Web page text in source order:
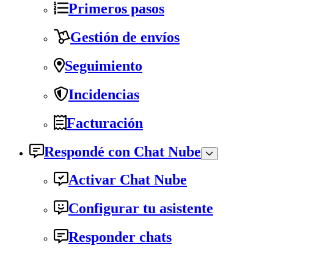
Primeros pasos
Gestión de envíos
Seguimiento
Incidencias
Facturación
Respondé con Chat Nube
Activar Chat Nube
Configurar tu asistente
Responder chats